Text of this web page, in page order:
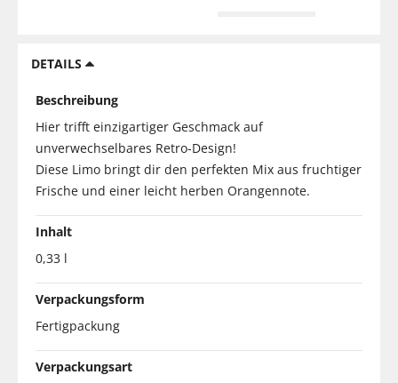
DETAILS
Beschreibung
Hier trifft einzigartiger Geschmack auf
unverwechselbares Retro-Design!
Diese Limo bringt dir den perfekten Mix aus fruchtiger
Frische und einer leicht herben Orangennote.
Inhalt
0,33 l
Verpackungsform
Fertigpackung
Verpackungsart